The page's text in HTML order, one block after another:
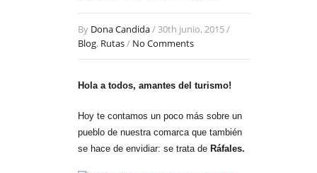
By Dona Candida/ 30th junio, 2015 /
Blog, Rutas/ No Comments
Hola a todos, amantes del turismo!
Hoy te contamos un poco más sobre un
pueblo de nuestra comarca que también
se hace de envidiar: se trata de Ráfales.